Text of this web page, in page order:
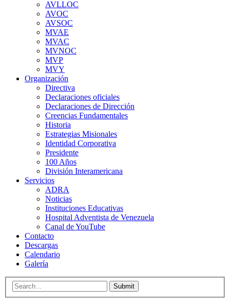
AVLLOC
AVOC
AVSOC
MVAE
MVAC
MVNOC
MVP
MVY
Organización
Directiva
Declaraciones oficiales
Declaraciones de Dirección
Creencias Fundamentales
Historia
Estrategias Misionales
Identidad Corporativa
Presidente
100 Años
División Interamericana
Servicios
ADRA
Noticias
Instituciones Educativas
Hospital Adventista de Venezuela
Canal de YouTube
Contacto
Descargas
Calendario
Galería
Submit